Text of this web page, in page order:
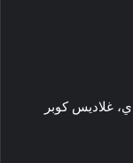
غلاديس كوبر